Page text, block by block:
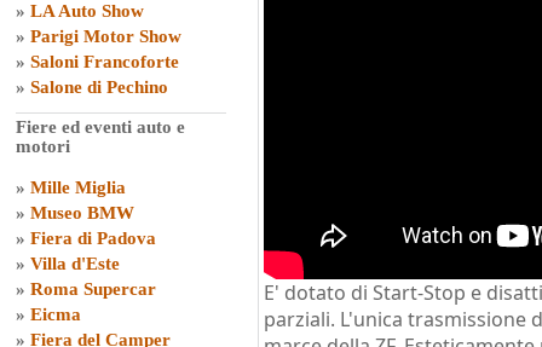
» LA Auto Show
» Parigi Motor Show
» Saloni Francoforte
» Salone di Pechino
Fiere ed eventi auto e
motori
» Mille Miglia
» Museo BMW
» Fiera di Padova
» Villa d'Este
» Roma Supercar
» Eicma
» Fiera del Camper
E' dotato di Start-Stop e
parziali. L'unica trasmissione